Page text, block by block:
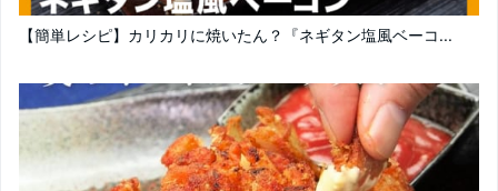
【簡単レシピ】カリカリに焼いたん？『ネギタン塩風ベーコ...